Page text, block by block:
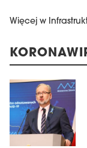
Więcej w